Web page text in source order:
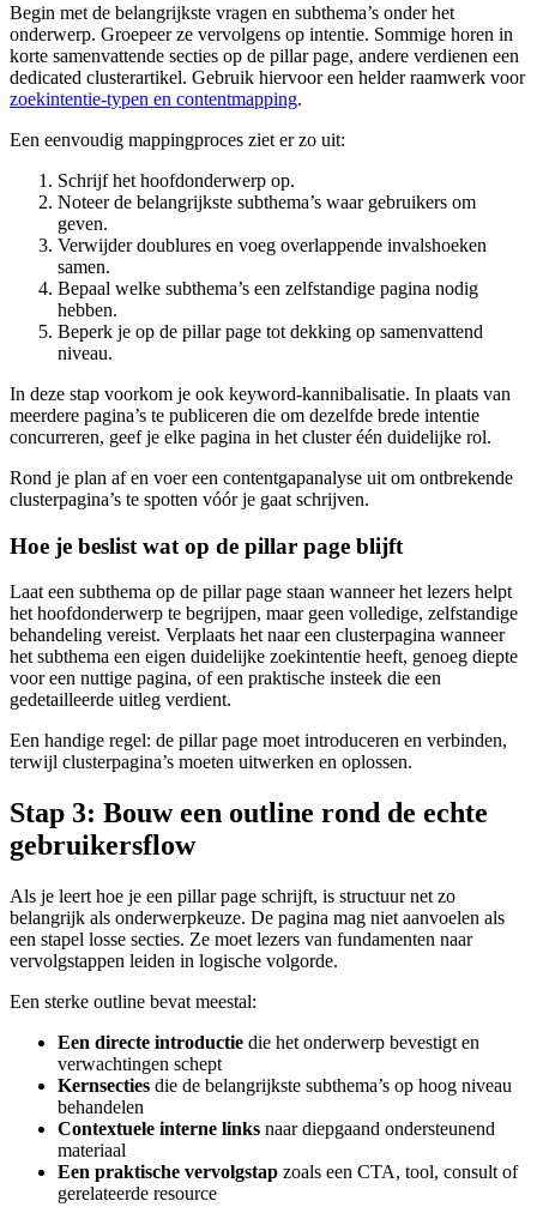
Begin met de belangrijkste vragen en subthema’s onder het
onderwerp. Groepeer ze vervolgens op intentie. Sommige horen in
korte samenvattende secties op de pillar page, andere verdienen een
dedicated clusterartikel. Gebruik hiervoor een helder raamwerk voor
zoekintentie-typen en contentmapping.
Een eenvoudig mappingproces ziet er zo uit:
Schrijf het hoofdonderwerp op.
Noteer de belangrijkste subthema’s waar gebruikers om
geven.
Verwijder doublures en voeg overlappende invalshoeken
samen.
Bepaal welke subthema’s een zelfstandige pagina nodig
hebben.
Beperk je op de pillar page tot dekking op samenvattend
niveau.
In deze stap voorkom je ook keyword-kannibalisatie. In plaats van
meerdere pagina’s te publiceren die om dezelfde brede intentie
concurreren, geef je elke pagina in het cluster één duidelijke rol.
Rond je plan af en voer een contentgapanalyse uit om ontbrekende
clusterpagina’s te spotten vóór je gaat schrijven.
Hoe je beslist wat op de pillar page blijft
Laat een subthema op de pillar page staan wanneer het lezers helpt
het hoofdonderwerp te begrijpen, maar geen volledige, zelfstandige
behandeling vereist. Verplaats het naar een clusterpagina wanneer
het subthema een eigen duidelijke zoekintentie heeft, genoeg diepte
voor een nuttige pagina, of een praktische insteek die een
gedetailleerde uitleg verdient.
Een handige regel: de pillar page moet introduceren en verbinden,
terwijl clusterpagina’s moeten uitwerken en oplossen.
Stap 3: Bouw een outline rond de echte
gebruikersflow
Als je leert hoe je een pillar page schrijft, is structuur net zo
belangrijk als onderwerpkeuze. De pagina mag niet aanvoelen als
een stapel losse secties. Ze moet lezers van fundamenten naar
vervolgstappen leiden in logische volgorde.
Een sterke outline bevat meestal:
Een directe introductie die het onderwerp bevestigt en
verwachtingen schept
Kernsecties die de belangrijkste subthema’s op hoog niveau
behandelen
Contextuele interne links naar diepgaand ondersteunend
materiaal
Een praktische vervolgstap zoals een CTA, tool, consult of
gerelateerde resource